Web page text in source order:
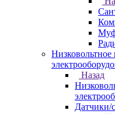
Назад
Датчики/